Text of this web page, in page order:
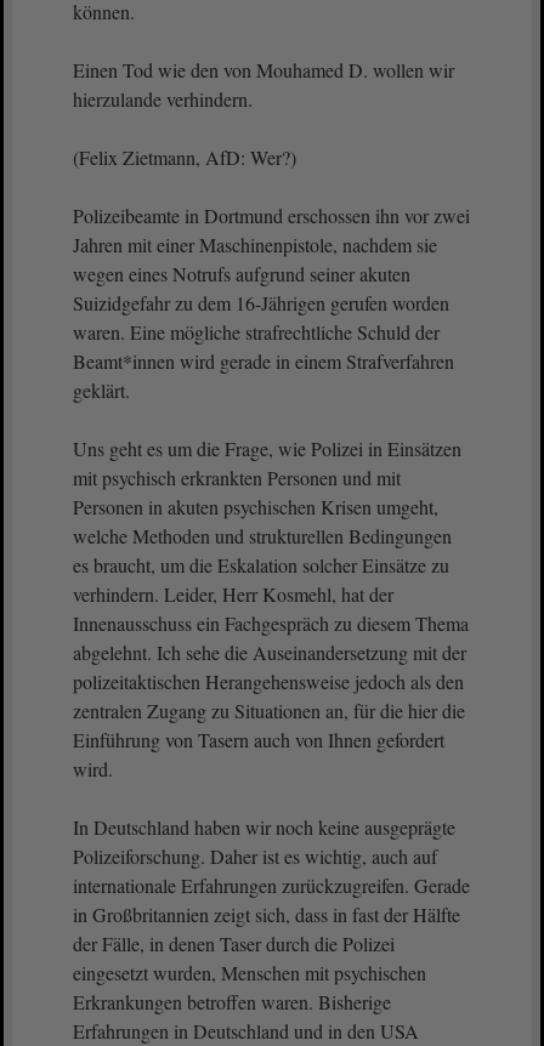
können.
Einen Tod wie den von Mouhamed D. wollen wir
hierzulande verhindern.
(Felix Zietmann, AfD: Wer?)
Polizeibeamte in Dortmund erschossen ihn vor zwei
Jahren mit einer Maschinenpistole, nachdem sie
wegen eines Notrufs aufgrund seiner akuten
Suizidgefahr zu dem 16-Jährigen gerufen worden
waren. Eine mögliche strafrechtliche Schuld der
Beamt*innen wird gerade in einem Strafverfahren
geklärt.
Uns geht es um die Frage, wie Polizei in Einsätzen
mit psychisch erkrankten Personen und mit
Personen in akuten psychischen Krisen umgeht,
welche Methoden und strukturellen Bedingungen
es braucht, um die Eskalation solcher Einsätze zu
verhindern. Leider, Herr Kosmehl, hat der
Innenausschuss ein Fachgespräch zu diesem Thema
abgelehnt. Ich sehe die Auseinandersetzung mit der
polizeitaktischen Herangehensweise jedoch als den
zentralen Zugang zu Situationen an, für die hier die
Einführung von Tasern auch von Ihnen gefordert
wird.
In Deutschland haben wir noch keine ausgeprägte
Polizeiforschung. Daher ist es wichtig, auch auf
internationale Erfahrungen zurückzugreifen. Gerade
in Großbritannien zeigt sich, dass in fast der Hälfte
der Fälle, in denen Taser durch die Polizei
eingesetzt wurden, Menschen mit psychischen
Erkrankungen betroffen waren. Bisherige
Erfahrungen in Deutschland und in den USA